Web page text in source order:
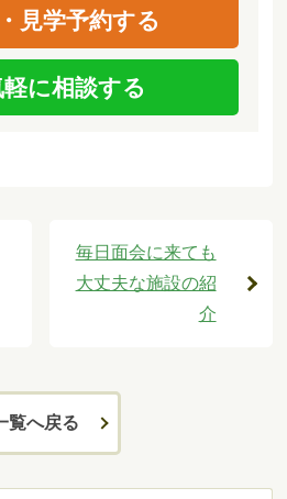
見学予約する
に相談する
毎日面会に来ても
大丈夫な施設の紹
介
覧へ戻る